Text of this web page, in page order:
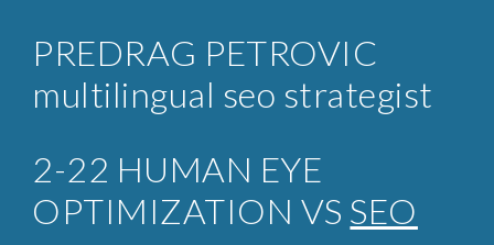
PREDRAG PETROVIC
multilingual seo strategist
2-22 HUMAN EYE
OPTIMIZATION VS SEO